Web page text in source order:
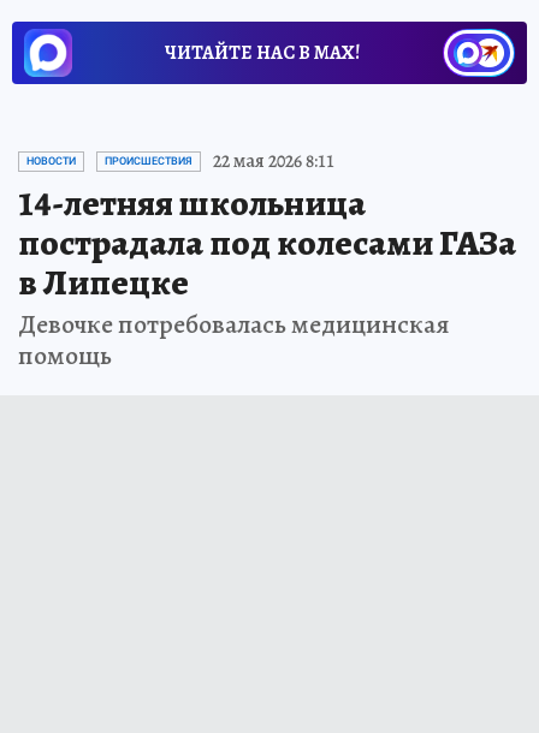
ЧИТАЙТЕ НАС В МАХ!
НОВОСТИ ПРОИСШЕСТВИЯ 22 мая 2026 8:11
14-летняя школьница
пострадала под колесами ГАЗа
в Липецке
Девочке потребовалась медицинская
помощь